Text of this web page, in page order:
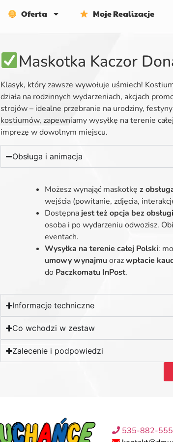
Oferta Moje Realizacje
Maskotka Kaczor
Klasyk, który zawsze wywołuje uśmiech!
działa na rodzinnych wydarzeniach, akcjach
strojów – idealne przebranie na urodziny,
kostiumów, zapewniamy wysyłkę na terenie
imprezę w dowolnym miejscu.
Obsługa i animacja
Możesz wynająć maskotkę z
wejścia (powitanie, zdjęcia,
Dostępna jest też opcja bez obsługi
osoba i po wydarzeniu odwozisz.
eventach.
Wysyłka na terenie całej Polski:
umowy wynajmuorazwpłacie
do Paczkomatu InPost.
Informacje techniczne
Co wchodzi w zestaw
Zalecenie i podpowiedzi
535-882-555